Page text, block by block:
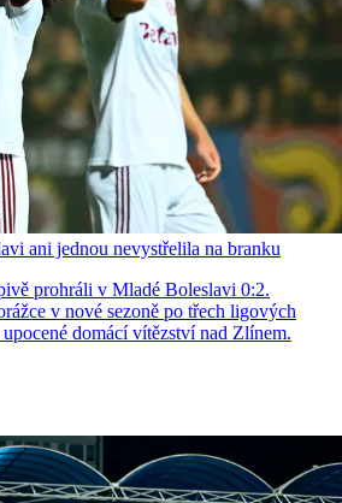
ani jednou nevystřelila na branku
prohráli v Mladé Boleslavi 0:2.
v nové sezoně po třech ligových
domácí vítězství nad Zlínem.